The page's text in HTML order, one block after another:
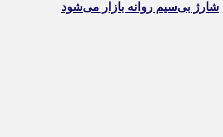
شارژ بی‌سیم روانه بازار می‌شود